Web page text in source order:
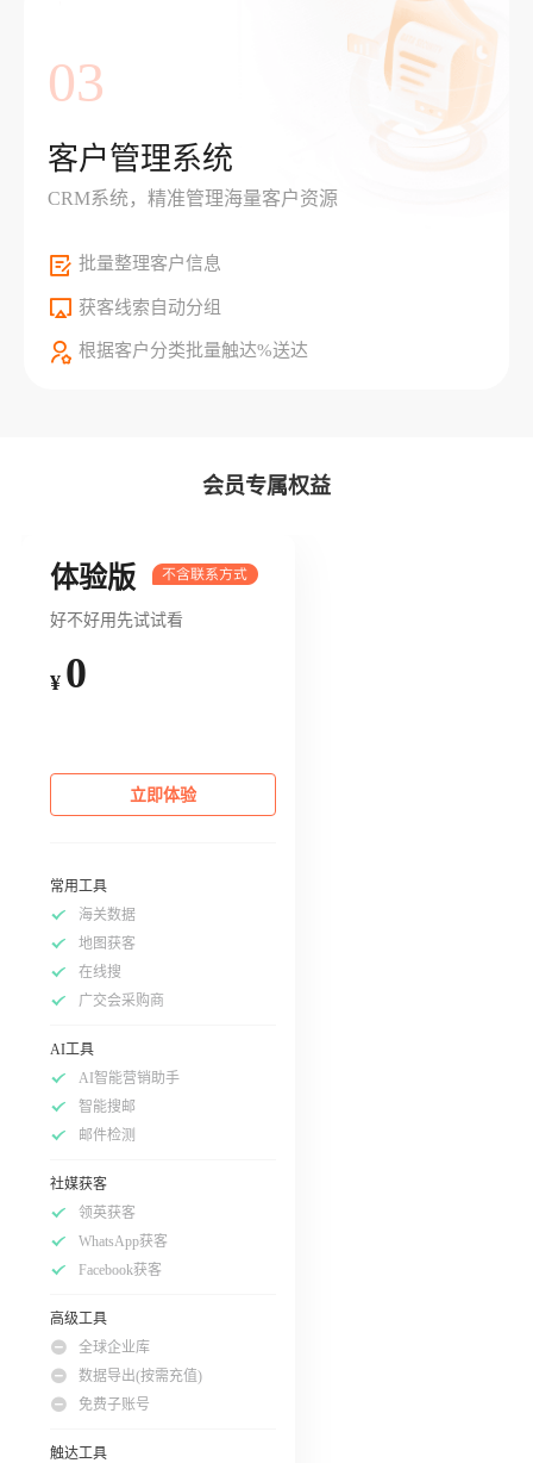
03
客户管理系统
CRM系统，精准管理海量客户资源
批量整理客户信息
获客线索自动分组
根据客户分类批量触达%送达
会员专属权益
体验版
好不好用先试试看
¥ 0
立即体验
常用工具
海关数据
地图获客
在线搜
广交会采购商
AI工具
AI智能营销助手
智能搜邮
邮件检测
社媒获客
领英获客
WhatsApp获客
Facebook获客
高级工具
全球企业库
数据导出(按需充值)
免费子账号
触达工具